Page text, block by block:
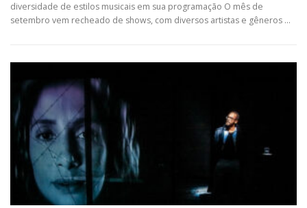
diversidade de estilos musicais em sua programação O mês de
setembro vem recheado de shows, com diversos artistas e gêneros …